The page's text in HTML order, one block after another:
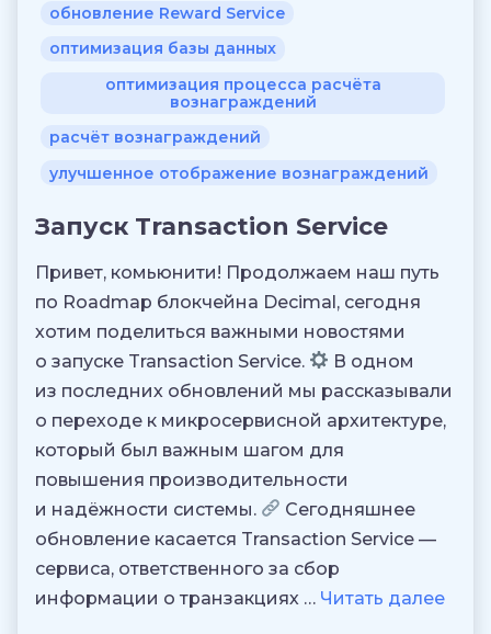
обновление Reward Service
оптимизация базы данных
оптимизация процесса расчёта
вознаграждений
расчёт вознаграждений
улучшенное отображение вознаграждений
Запуск Transaction Service
Привет, комьюнити! Продолжаем наш путь
по Roadmap блокчейна Decimal, сегодня
хотим поделиться важными новостями
о запуске Transaction Service.
В одном
из последних обновлений мы рассказывали
о переходе к микросервисной архитектуре,
который был важным шагом для
повышения производительности
и надёжности системы.
Сегодняшнее
обновление касается Transaction Service —
сервиса, ответственного за сбор
информации о транзакциях … Читать далее